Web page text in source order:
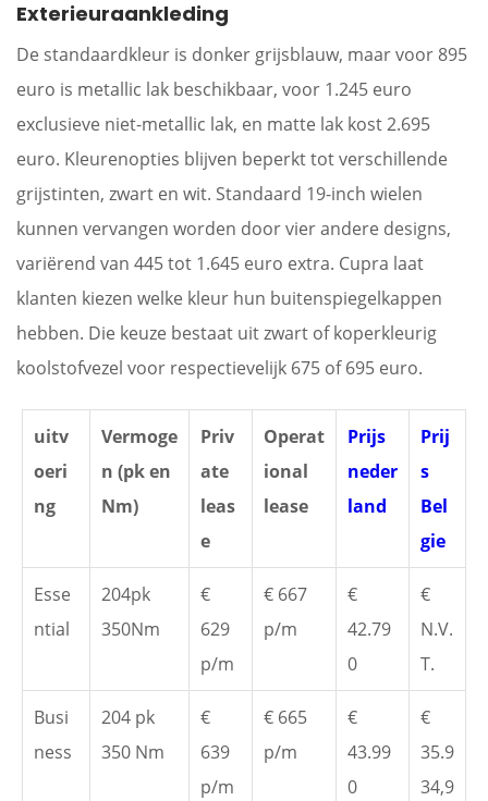
Exterieuraankleding
De standaardkleur is donker grijsblauw, maar voor 895
euro is metallic lak beschikbaar, voor 1.245 euro
exclusieve niet-metallic lak, en matte lak kost 2.695
euro. Kleurenopties blijven beperkt tot verschillende
grijstinten, zwart en wit. Standaard 19-inch wielen
kunnen vervangen worden door vier andere designs,
variërend van 445 tot 1.645 euro extra. Cupra laat
klanten kiezen welke kleur hun buitenspiegelkappen
hebben. Die keuze bestaat uit zwart of koperkleurig
koolstofvezel voor respectievelijk 675 of 695 euro.
uitv
oeri
ng
Vermoge
n (pk en
Nm)
Priv
ate
leas
e
Operat
ional
lease
Prijs
neder
land
Prij
s
Bel
gie
Esse
ntial
204pk
350Nm
€
629
p/m
€ 667
p/m
€
42.79
0
€
N.V.
T.
Busi
ness
204 pk
350 Nm
€
639
p/m
€ 665
p/m
€
43.99
0
€
35.9
34,9